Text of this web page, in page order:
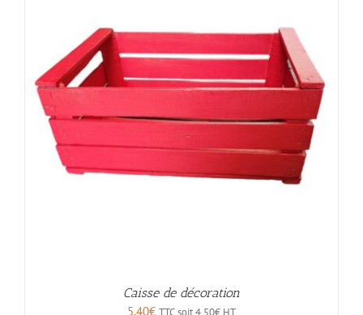
Caisse de décoration
5,40€ TTC soit4,50€ HT